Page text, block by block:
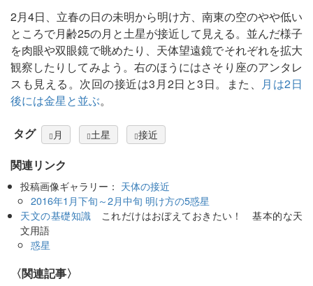
2月4日、立春の日の未明から明け方、南東の空のやや低い
ところで月齢25の月と土星が接近して見える。並んだ様子
を肉眼や双眼鏡で眺めたり、天体望遠鏡でそれぞれを拡大
観察したりしてみよう。右のほうにはさそり座のアンタレ
スも見える。次回の接近は3月2日と3日。また、 月は2日
後には金星と並ぶ。
タグ 月 土星 接近
関連リンク
投稿画像ギャラリー： 天体の接近
2016年1月下旬～2月中旬 明け方の5惑星
天文の基礎知識 これだけはおぼえておきたい！ 基本的な天
文用語
惑星
関連記事